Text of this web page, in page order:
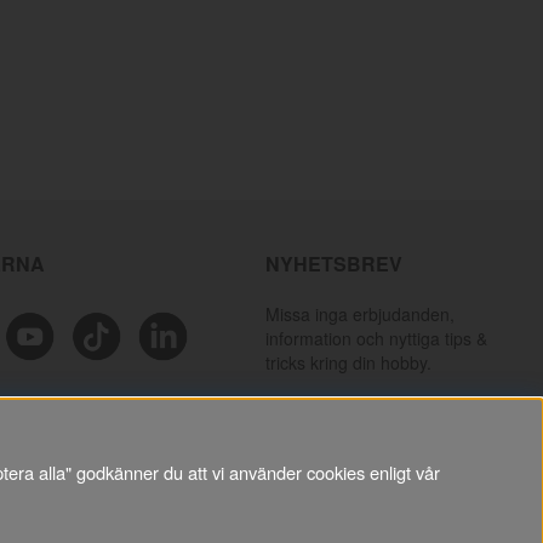
alla" godkänner du att vi använder cookies enligt vår